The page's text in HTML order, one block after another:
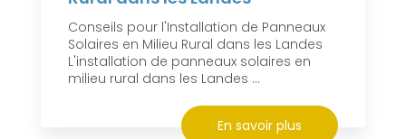
Conseils pour l'Installation de Panneaux
Solaires en Milieu Rural dans les Landes
L'installation de panneaux solaires en
milieu rural dans les Landes ...
En savoir plus